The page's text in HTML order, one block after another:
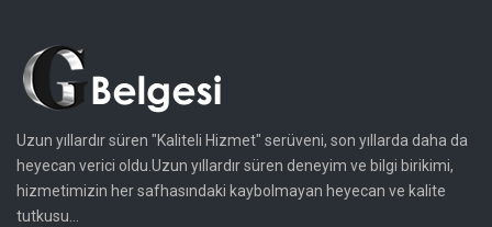
Uzun yıllardır süren "Kaliteli Hizmet" serüveni, son yıllarda daha da
heyecan verici oldu.Uzun yıllardır süren deneyim ve bilgi birikimi,
hizmetimizin her safhasındaki kaybolmayan heyecan ve kalite
tutkusu...